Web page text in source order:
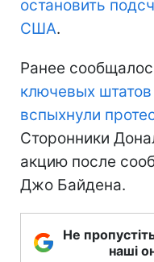
остановить
США.
Ранее
ключевых
вспыхнули
Сторонники
акцию после
Джо Байдена.
Не
наші